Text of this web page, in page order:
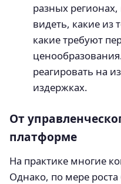
разных
видеть, какие из
какие требуют
реагировать на
издержках.
От
платформе
На практике многие
Однако, по мере